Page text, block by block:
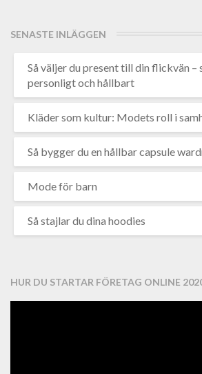
SENASTE INLÄGGEN
Så väljer du present till din flickvän –
personligt och hållbart
Kläder som kultur: Modets roll i
Så bygger du en hållbar capsule
Mode för barn
Så stajlar du dina hoodies
HUR DU STARTAR FÖRETAG ONLINE